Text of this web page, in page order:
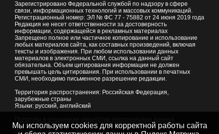
Зарегистрировано Федеральной службой по надзору в сфере
связи, информационных технологий и массовых коммуникаций.
Регистрационный номер: ЭЛ № ФС 77 - 75882 от 24 июня 2019 года
Редакция не несет ответственности за достоверность
информации, содержащейся в рекламных материалах
Запрещено полное или частичное копирование и использование
любых материалов сайта, как составных произведений, включая
тексты и изображения. При любом использовании данных
материалов в электронных СМИ, ссылка на данный сайт
обязательна. Объем цитирования информации не должен
превышать цель цитирования. При использовании в печатных
СМИ, необходимо письменное разрешение редакции.
Территория распространения: Российская Федерация,
зарубежные страны
Языки: русский, английский
Мы используем cookies для корректной работы сайта